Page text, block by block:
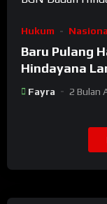
Hukum
Baru Pulang
Hindayana
Setelah
Fayra 2 Bulan